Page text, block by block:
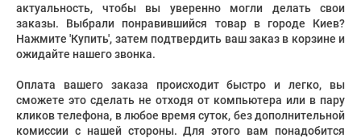
актуальность, чтобы вы уверенно могли делать свои
заказы. Выбрали понравившийся товар в городе Киев?
Нажмите 'Купить', затем подтвердить ваш заказ в корзине и
ожидайте нашего звонка.
Оплата вашего заказа происходит быстро и легко, вы
сможете это сделать не отходя от компьютера или в пару
кликов телефона, в любое время суток, без дополнительной
комиссии с нашей стороны. Для этого вам понадобится